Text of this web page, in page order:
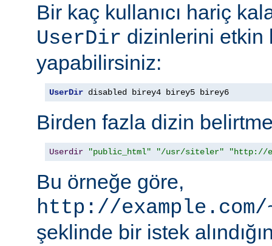
Bir kaç kullanıcı hariç
UserDir dizinlerini etkin
yapabilirsiniz:
UserDir disabled birey4 birey5 birey6
Birden fazla dizin
Userdir "public_html" "/usr/siteler" "http://
Bu örneğe göre,
http://
şeklinde bir istek